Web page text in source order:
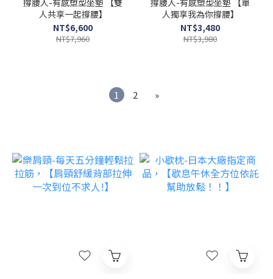
撐腰人-有感塑型坐墊 【雙
人共享一起撐腰】
NT$6,600
NT$7,960
撐腰人-有感塑型坐墊 【單
人獨享我為你撐腰】
NT$3,480
NT$3,980
1 2 »